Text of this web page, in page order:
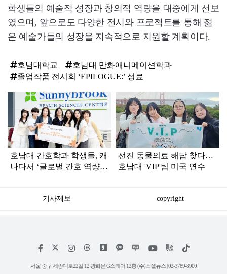
학생들의 예술적 성장과 창의적 역량을 대중에게 선보
였으며, 앞으로도 다양한 전시와 프로젝트를 통해 젊
은 예술가들의 성장을 지속적으로 지원할 계획이다.
호남대학교
호남대 만화애니메이션학과
졸업작품 전시회 ‘EPILOGUE:’ 성료
호남대 간호학과 학생들, 캐
나다서 ‘글로벌 간호 역량’
선진 동물의료 해답 찾다…
호남대 'VIP'팀 미국 연수
기사제보 copyright
페
스
인
타
위
트
틱
서울 중구 세종대로22길 12 광화문 G스퀘어 12층 (주)소셜뉴스 | 02-3789-8900